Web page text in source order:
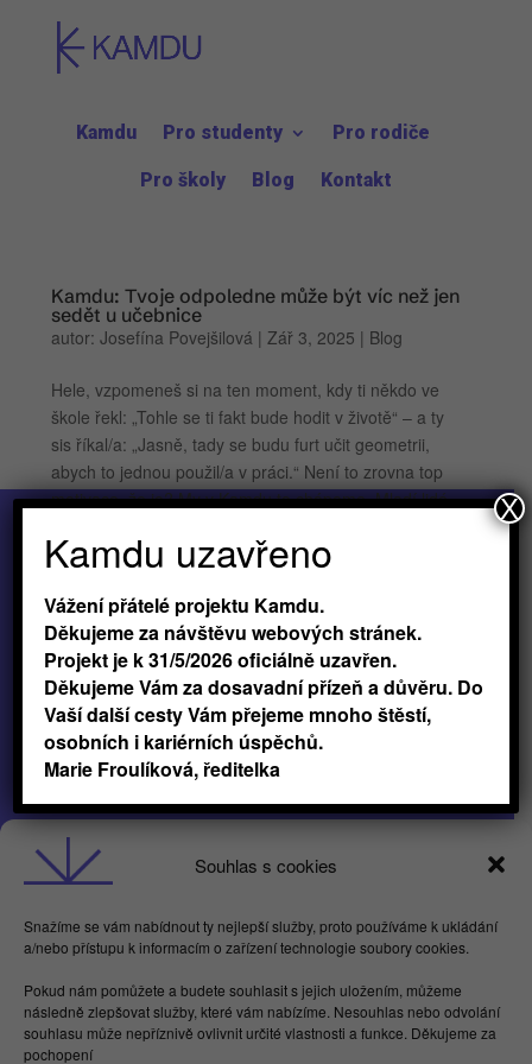
Souhlas s cookies
Snažíme se vám nabídnout ty nejlepší služby, proto používáme k ukládání
a/nebo přístupu k informacím o zařízení technologie soubory cookies.
Pokud nám pomůžete a budete souhlasit s jejich uložením, můžeme
následně zlepšovat služby, které vám nabízíme. Nesouhlas nebo odvolání
souhlasu může nepříznivě ovlivnit určité vlastnosti a funkce. Děkujeme za
pochopení
Kamdu Pro studenty Pro rodiče
Pro školy Blog Kontakt
Kamdu: Tvoje odpoledne může být víc než jen
sedět u učebnice
autor:Josefína Povejšilová |Zář 3, 2025 | Blog
Hele, vzpomeneš si na ten moment, kdy ti někdo ve
škole řekl: „Tohle se ti fakt bude hodit v životě“ – a ty
sis říkal/a: „Jasně, tady se budu furt učit geometrii,
abych to jednou použil/a v práci.“ Není to zrovna top
motivace, že jo? My v Kamdu to chápeme. Mladí lidé...
Obchodní podmínky
GDPR
Butterflies For Future, z.ú. Londýnská 254/7,
Vinohrady
Praha 2 120 00
IČ 17615755
Kamdu uzavřeno
Vážení přátelé projektu Kamdu.
Děkujeme za návštěvu webových stránek.
Projekt je k 31/5/2026 oficiálně uzavřen.
Děkujeme Vám za dosavadní přízeň a důvěru. Do
Vaší další cesty Vám přejeme mnoho štěstí,
osobních i kariérních úspěchů.
Marie Froulíková, ředitelka
X